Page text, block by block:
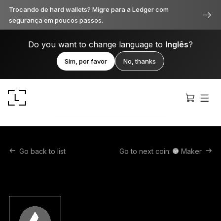
Trocando de hard wallets? Migre para a Ledger com
segurança em poucos passos.
Do you want to change language to Inglês?
Sim, por favor No, thanks
Go back to list Go to next coin: Maker